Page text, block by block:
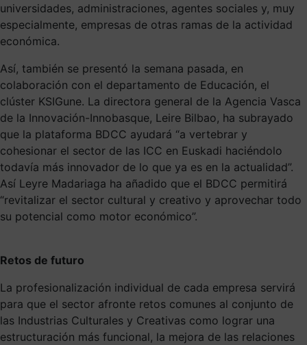
universidades, administraciones, agentes sociales y, muy
especialmente, empresas de otras ramas de la actividad
económica.
Así, también se presentó la semana pasada, en
colaboración con el departamento de Educación, el
clúster KSIGune. La directora general de la Agencia Vasca
de la Innovación-Innobasque, Leire Bilbao, ha subrayado
que la plataforma BDCC ayudará “a vertebrar y
cohesionar el sector de las ICC en Euskadi haciéndolo
todavía más innovador de lo que ya es en la actualidad”.
Así Leyre Madariaga ha añadido que el BDCC permitirá
“revitalizar el sector cultural y creativo y aprovechar todo
su potencial como motor económico”.
Retos de futuro
La profesionalización individual de cada empresa servirá
para que el sector afronte retos comunes al conjunto de
las Industrias Culturales y Creativas como lograr una
estructuración más funcional, la mejora de las relaciones